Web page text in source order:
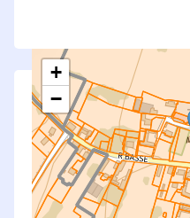
+
−Saisissez les
Surfaces à prendre
espaces verts,
définitifs et